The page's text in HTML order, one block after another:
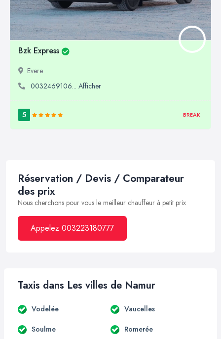
Bzk Express
Evere
0032469106... Afficher
5 BREAK
Réservation / Devis / Comparateur
des prix
Nous cherchons pour vous le meilleur chauffeur à petit prix
Appelez 003223180777
Taxis dans Les villes de Namur
Vodelée Vaucelles
Soulme Romerée